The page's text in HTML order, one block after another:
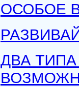
ОСОБОЕ
ДВА